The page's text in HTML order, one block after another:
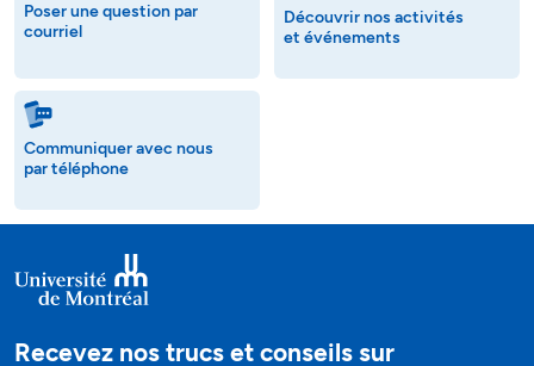
Poser une question par
courriel
Découvrir nos activités
et événements
Communiquer avec nous
par téléphone
Recevez nos trucs et conseils sur